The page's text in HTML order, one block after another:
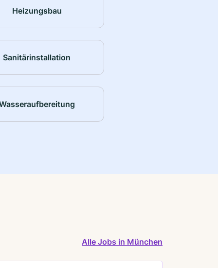
Heizungsbau
Sanitärinstallation
Alle Jobs in München